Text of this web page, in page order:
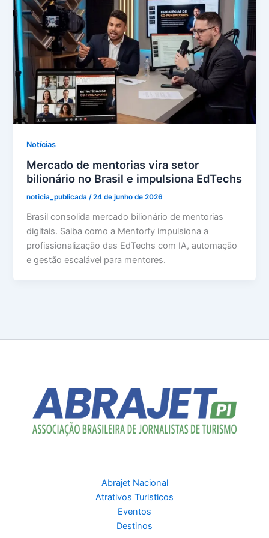
Notícias
Mercado de mentorias vira setor
bilionário no Brasil e impulsiona EdTechs
noticia_publicada/24 de junho de 2026
Brasil consolida mercado bilionário de mentorias
digitais. Saiba como a Mentorfy impulsiona a
profissionalização das EdTechs com IA, automação
e gestão escalável para mentores.
Abrajet Nacional
Atrativos Turisticos
Eventos
Destinos